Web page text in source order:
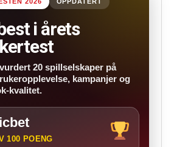
i årets
20 spillselskaper på
kampanjer og
kvalitet.
100 POENG